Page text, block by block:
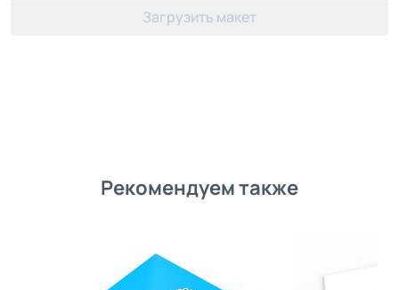
Загрузить макет
Рекомендуем также